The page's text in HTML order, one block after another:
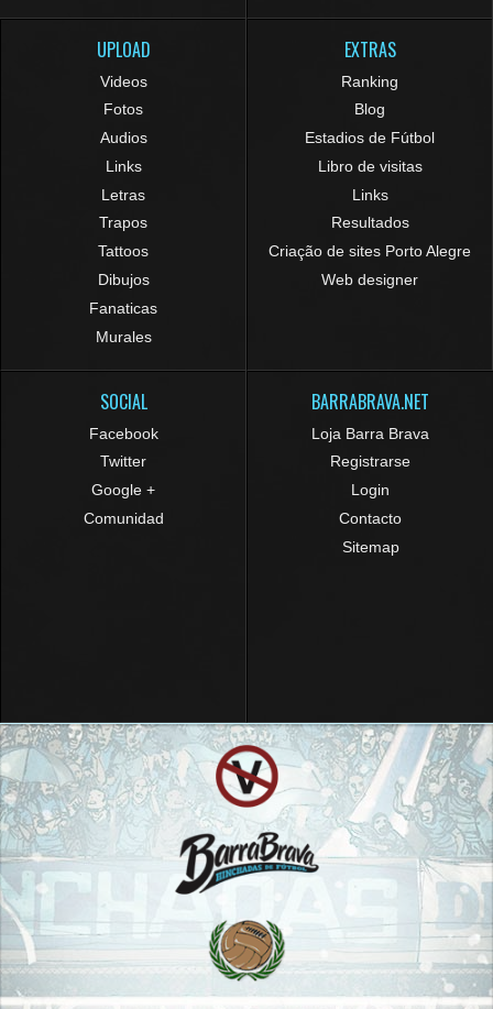
UPLOAD
Videos
Fotos
Audios
Links
Letras
Trapos
Tattoos
Dibujos
Fanaticas
Murales
EXTRAS
Ranking
Blog
Estadios de Fútbol
Libro de visitas
Links
Resultados
Criação de sites Porto Alegre
Web designer
SOCIAL
Facebook
Twitter
Google +
Comunidad
BARRABRAVA.NET
Loja Barra Brava
Registrarse
Login
Contacto
Sitemap